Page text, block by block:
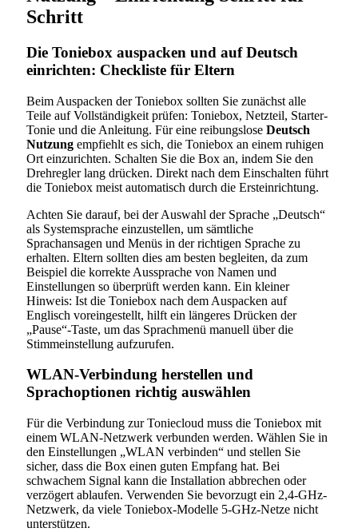
Schritt
Die Toniebox auspacken und auf Deutsch
einrichten: Checkliste für Eltern
Beim Auspacken der Toniebox sollten Sie zunächst alle
Teile auf Vollständigkeit prüfen: Toniebox, Netzteil, Starter-
Tonie und die Anleitung. Für eine reibungslose Deutsch
Nutzung empfiehlt es sich, die Toniebox an einem ruhigen
Ort einzurichten. Schalten Sie die Box an, indem Sie den
Drehregler lang drücken. Direkt nach dem Einschalten führt
die Toniebox meist automatisch durch die Ersteinrichtung.
Achten Sie darauf, bei der Auswahl der Sprache „Deutsch“
als Systemsprache einzustellen, um sämtliche
Sprachansagen und Menüs in der richtigen Sprache zu
erhalten. Eltern sollten dies am besten begleiten, da zum
Beispiel die korrekte Aussprache von Namen und
Einstellungen so überprüft werden kann. Ein kleiner
Hinweis: Ist die Toniebox nach dem Auspacken auf
Englisch voreingestellt, hilft ein längeres Drücken der
„Pause“-Taste, um das Sprachmenü manuell über die
Stimmeinstellung aufzurufen.
WLAN-Verbindung herstellen und
Sprachoptionen richtig auswählen
Für die Verbindung zur Toniecloud muss die Toniebox mit
einem WLAN-Netzwerk verbunden werden. Wählen Sie in
den Einstellungen „WLAN verbinden“ und stellen Sie
sicher, dass die Box einen guten Empfang hat. Bei
schwachem Signal kann die Installation abbrechen oder
verzögert ablaufen. Verwenden Sie bevorzugt ein 2,4-GHz-
Netzwerk, da viele Toniebox-Modelle 5-GHz-Netze nicht
unterstützen.